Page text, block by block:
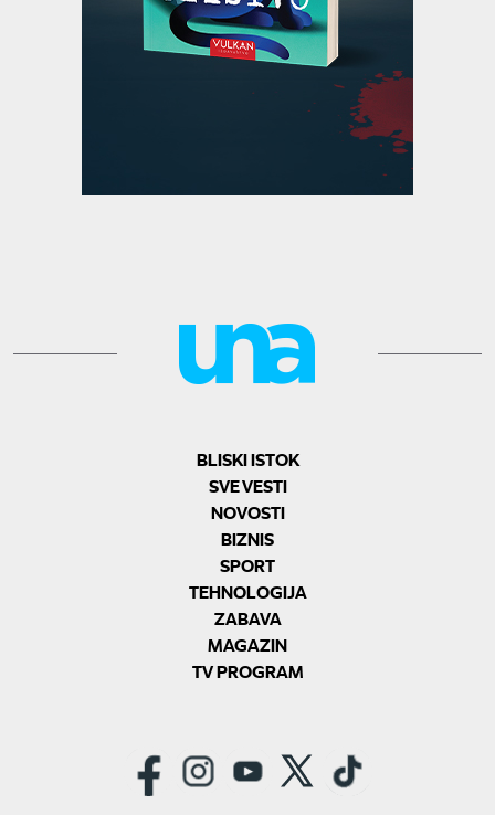
BLISKI ISTOK
SVE VESTI
NOVOSTI
BIZNIS
SPORT
TEHNOLOGIJA
ZABAVA
MAGAZIN
TV PROGRAM